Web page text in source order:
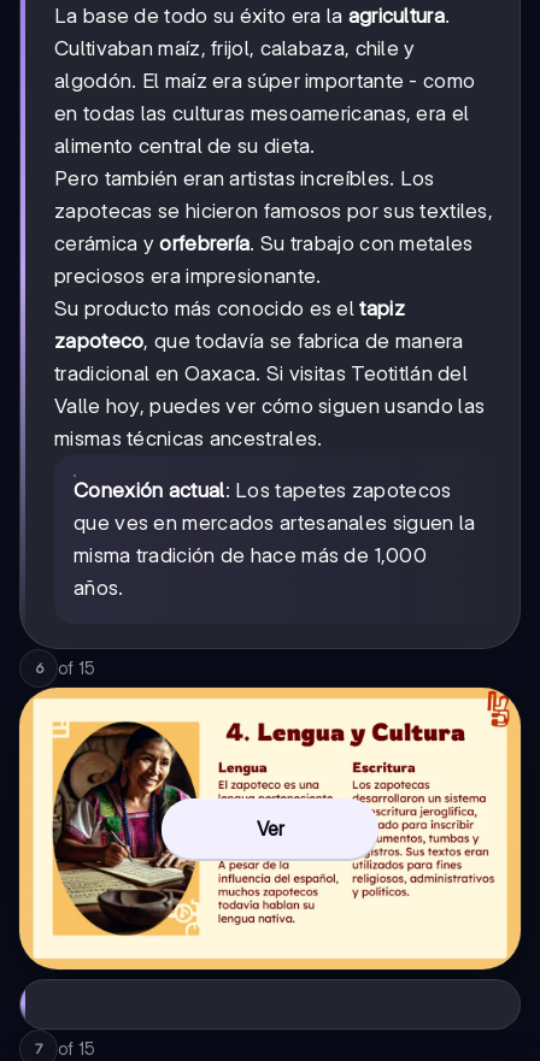
La base de todo su éxito era la agricultura.
Cultivaban maíz, frijol, calabaza, chile y
algodón. El maíz era súper importante - como
en todas las culturas mesoamericanas, era el
alimento central de su dieta.
Pero también eran artistas increíbles. Los
zapotecas se hicieron famosos por sus textiles,
cerámica yorfebrería. Su trabajo con metales
preciosos era impresionante.
Su producto más conocido es eltapiz
zapoteco, que todavía se fabrica de manera
tradicional en Oaxaca. Si visitas Teotitlán del
Valle hoy, puedes ver cómo siguen usando las
mismas técnicas ancestrales.
Conexión actual: Los tapetes zapotecos
que ves en mercados artesanales siguen la
misma tradición de hace más de 1,000
años.
6 of 15
Ver
7 of 15